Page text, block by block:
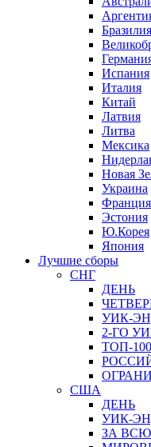
Бразилия
Испания
Италия
Китай
Латвия
Литва
Мексика
Новая
Украина
Франция
Эстония
Ю.Корея
Япония
Лучшие сборы
СНГ
ДЕНЬ
УИК-
2-ГО
ТОП-100
США
ДЕНЬ
УИК-
ЗА